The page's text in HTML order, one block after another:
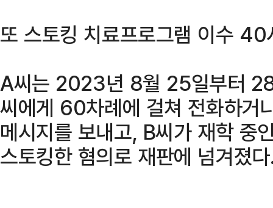
또 스토킹 치료프로그램 이수 40
A씨는 2023년 8월 25일부터
씨에게 60차례에 걸쳐 전화하거
메시지를 보내고, B씨가 재학 중
스토킹한 혐의로 재판에 넘겨졌